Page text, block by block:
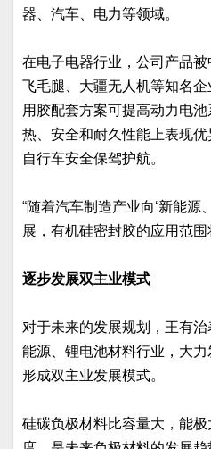
器、汽车、电力等领域。
在电子电器行业，公司产品被
飞毛腿、大疆无人机等知名
用胶配套方案可提高动力电
热、安全和耐久性能上表现
自行车安全保驾护航。
“随着汽车制造产业向‘新能源
展，有机硅密封胶的应用范围
逐步发展双主业模式
对于未来的发展规划，王有
能源、锂电池材料行业，大
形成双主业发展模式。
硅碳负极材料比容量大，能